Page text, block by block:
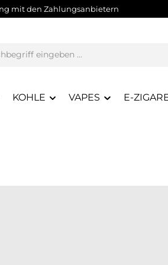
mit den Zahlungsanbietern
KOHLE VAPES E-